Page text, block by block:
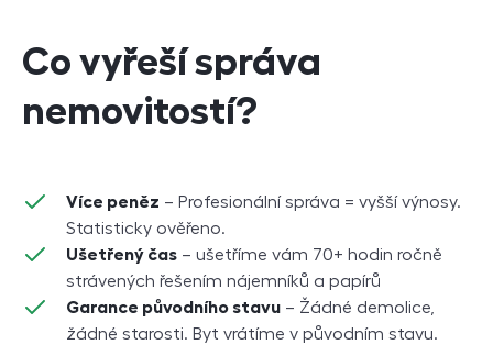
Co vyřeší správa
nemovitostí?
Více peněz – Profesionální správa = vyšší výnosy.
Statisticky ověřeno.
Ušetřený čas – ušetříme vám 70+ hodin ročně
strávených řešením nájemníků a papírů
Garance původního stavu – Žádné demolice,
žádné starosti. Byt vrátíme v původním stavu.